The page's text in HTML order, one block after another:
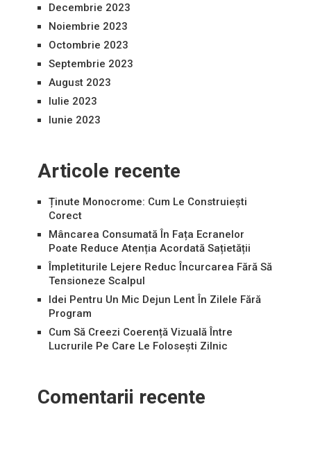
Decembrie 2023
Noiembrie 2023
Octombrie 2023
Septembrie 2023
August 2023
Iulie 2023
Iunie 2023
Articole recente
Ținute Monocrome: Cum Le Construiești
Corect
Mâncarea Consumată În Fața Ecranelor
Poate Reduce Atenția Acordată Sațietății
Împletiturile Lejere Reduc Încurcarea Fără Să
Tensioneze Scalpul
Idei Pentru Un Mic Dejun Lent În Zilele Fără
Program
Cum Să Creezi Coerență Vizuală Între
Lucrurile Pe Care Le Folosești Zilnic
Comentarii recente